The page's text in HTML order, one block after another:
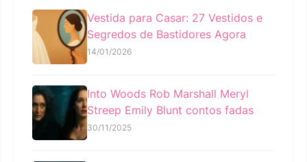
Vestida para Casar: 27 Vestidos e
Segredos de Bastidores Agora
14/01/2026
Into Woods Rob Marshall Meryl
Streep Emily Blunt contos fadas
30/11/2025